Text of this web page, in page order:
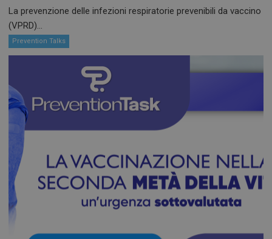
La prevenzione delle infezioni respiratorie prevenibili da vaccino
(VPRD)...
Prevention Talks